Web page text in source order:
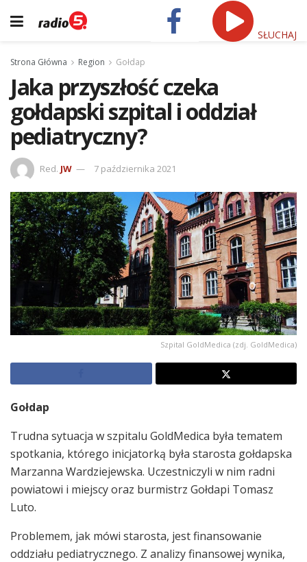
SŁUCHAJ
Strona Główna Region Gołdap
Jaka przyszłość czeka
gołdapski szpital i oddział
pediatryczny?
Red. JW 7 października 2021
Szpital GoldMedica (zdj. GoldMedica)
Gołdap
Trudna sytuacja w szpitalu GoldMedica była tematem
spotkania, którego inicjatorką była starosta gołdapska
Marzanna Wardziejewska. Uczestniczyli w nim radni
powiatowi i miejscy oraz burmistrz Gołdapi Tomasz
Luto.
Problemem, jak mówi starosta, jest finansowanie
oddziału pediatrycznego. Z analizy finansowej wynika,